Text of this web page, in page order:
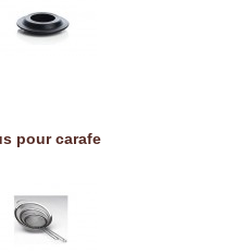
pour carafe